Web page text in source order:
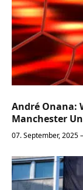
André Onana:
Manchester
07. September, 2025